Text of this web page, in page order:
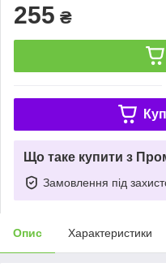
255 ₴
Що таке купити з
Замовлення під
Опис Характеристики